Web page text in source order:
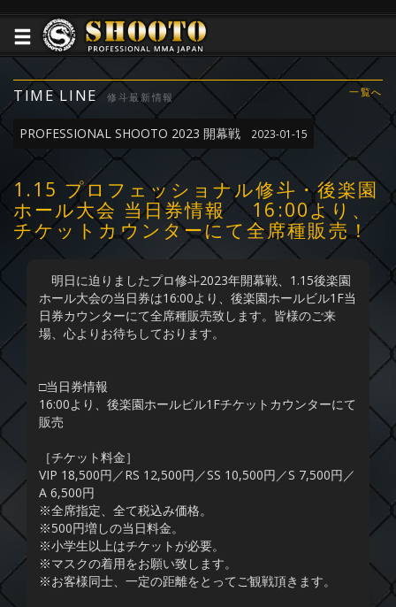
TIME LINE 修斗最新情報 一覧へ
PROFESSIONAL SHOOTO 2023 開幕戦 2023-01-15
1.15 プロフェッショナル修斗・後楽園
ホール大会 当日券情報 16:00より、
チケットカウンターにて全席種販売！
明日に迫りましたプロ修斗2023年開幕戦、1.15後楽園
ホール大会の当日券は16:00より、後楽園ホールビル1F当
日券カウンターにて全席種販売致します。皆様のご来
場、心よりお待ちしております。
□当日券情報
16:00より、後楽園ホールビル1Fチケットカウンターにて
販売
［チケット料金］
VIP 18,500円／RS 12,500円／SS 10,500円／S 7,500円／
A 6,500円
※全席指定、全て税込み価格。
※500円増しの当日料金。
※小学生以上はチケットが必要。
※マスクの着用をお願い致します。
※お客様同士、一定の距離をとってご観戦頂きます。